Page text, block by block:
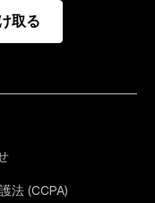
取る
法 (CCPA)